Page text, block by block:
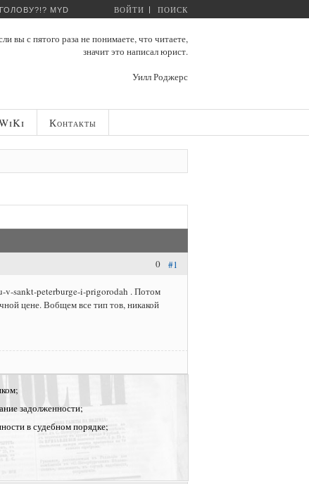
MYDOM.SU ВОЙТИ ПОИСК
вы с пятого раза не понимаете, что читаете,
значит это написал юрист.
Уилл Роджерс
Контакты
#1
0
sankt-peterburge-i-prigorodah . Потом
цене. Вобщем все тип тов, никакой
задолженности;
в судебном порядке;